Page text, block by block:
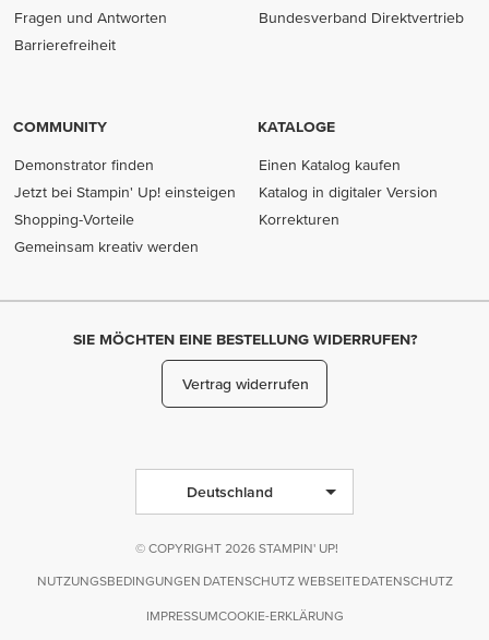
Fragen und Antworten
Barrierefreiheit
Bundesverband Direktvertrieb
COMMUNITY
Demonstrator finden
Jetzt bei Stampin' Up! einsteigen
Shopping-Vorteile
Gemeinsam kreativ werden
KATALOGE
Einen Katalog kaufen
Katalog in digitaler Version
Korrekturen
SIE MÖCHTEN EINE BESTELLUNG WIDERRUFEN?
Vertrag widerrufen
Deutschland
© COPYRIGHT 2026 STAMPIN' UP!
NUTZUNGSBEDINGUNGEN DATENSCHUTZ WEBSEITE DATENSCHUTZ
IMPRESSUMCOOKIE-ERKLÄRUNG